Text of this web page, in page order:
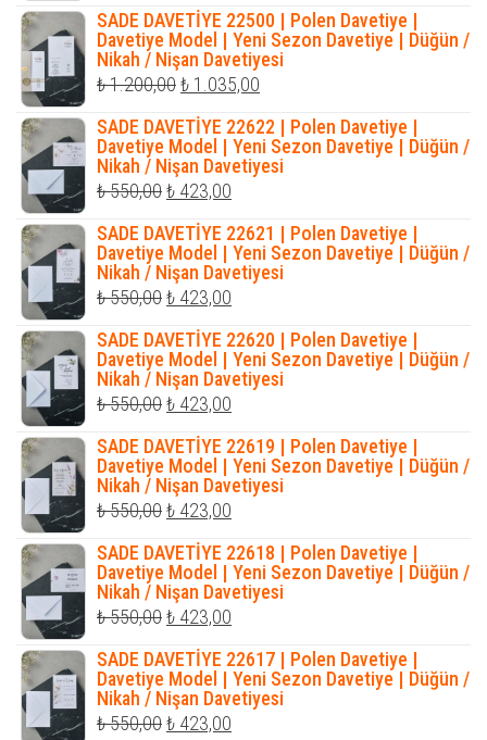
fiyat:
₺ 650,00.
andaki
fiyat:
₺ 585,00.
SADE DAVETİYE 22500 | Polen Davetiye |
Davetiye Model | Yeni Sezon Davetiye | Düğün /
Nikah / Nişan Davetiyesi
₺1.200,00Orijinal
fiyat:
₺ 1.200,00.
₺ 1.035,00
andaki
fiyat:
₺ 1.035,00.
SADE DAVETİYE 22622 | Polen Davetiye |
Davetiye Model | Yeni Sezon Davetiye | Düğün /
Nikah / Nişan Davetiyesi
₺550,00Orijinal
fiyat:
₺ 550,00.
₺ 423,00
andaki
fiyat:
₺ 423,00.
SADE DAVETİYE 22621 | Polen Davetiye |
Davetiye Model | Yeni Sezon Davetiye | Düğün /
Nikah / Nişan Davetiyesi
₺550,00Orijinal
fiyat:
₺ 550,00.
₺ 423,00
andaki
fiyat:
₺ 423,00.
SADE DAVETİYE 22620 | Polen Davetiye |
Davetiye Model | Yeni Sezon Davetiye | Düğün /
Nikah / Nişan Davetiyesi
₺550,00Orijinal
fiyat:
₺ 550,00.
₺ 423,00
andaki
fiyat:
₺ 423,00.
SADE DAVETİYE 22619 | Polen Davetiye |
Davetiye Model | Yeni Sezon Davetiye | Düğün /
Nikah / Nişan Davetiyesi
₺550,00Orijinal
fiyat:
₺ 550,00.
₺ 423,00
andaki
fiyat:
₺ 423,00.
SADE DAVETİYE 22618 | Polen Davetiye |
Davetiye Model | Yeni Sezon Davetiye | Düğün /
Nikah / Nişan Davetiyesi
₺550,00Orijinal
fiyat:
₺ 550,00.
₺ 423,00
andaki
fiyat:
₺ 423,00.
SADE DAVETİYE 22617 | Polen Davetiye |
Davetiye Model | Yeni Sezon Davetiye | Düğün /
Nikah / Nişan Davetiyesi
₺550,00Orijinal
₺ 423,00